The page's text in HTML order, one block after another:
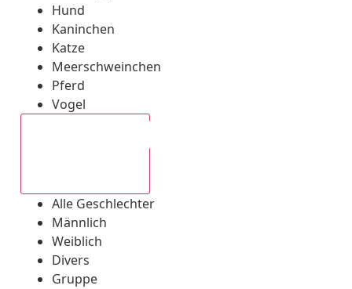
Hund
Kaninchen
Katze
Meerschweinchen
Pferd
Vogel
Alle Geschlechter
Männlich
Weiblich
Divers
Gruppe